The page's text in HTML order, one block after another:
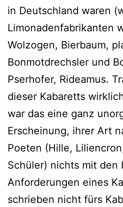
in Deutschland waren
Limonadenfabrikanten
Wolzogen, Bierbaum,
Bonmotdrechsler und
Pserhofer, Rideamus.
dieser Kabaretts
war das eine ganz
Erscheinung, ihrer Art
Poeten (Hille,
Schüler) nichts mit den
Anforderungen eines
schrieben nicht fürs